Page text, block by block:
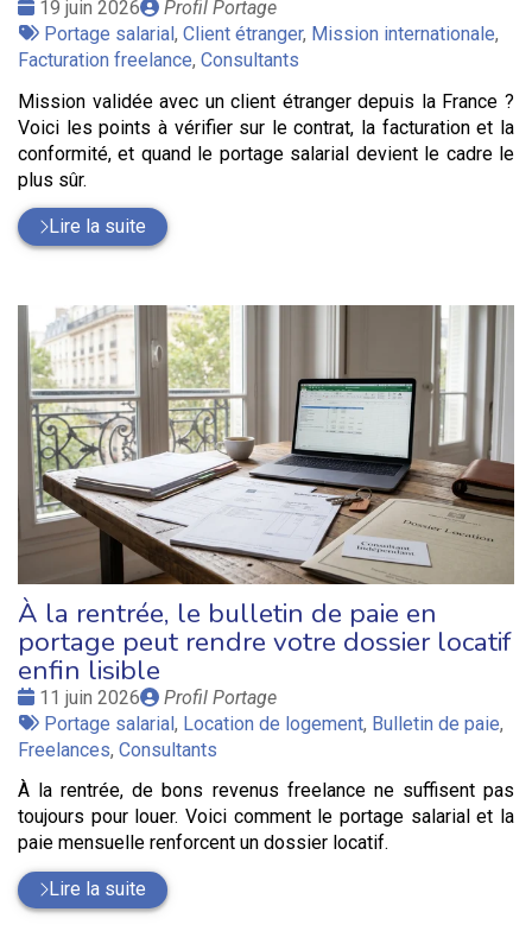
Date
:
19 juin 2026
Publié
par
Profil Portage
Tags
:
Portage salarial, Client étranger, Mission internationale,
Facturation freelance, Consultants
Mission validée avec un client étranger depuis la France ?
Voici les points à vérifier sur le contrat, la facturation et la
conformité, et quand le portage salarial devient le cadre le
plus sûr.
Lire la suite
À la rentrée, le bulletin de paie en
portage peut rendre votre dossier locatif
enfin lisible
Date
:
11 juin 2026
Publié
par
Profil Portage
Tags
:
Portage salarial, Location de logement, Bulletin de paie,
Freelances, Consultants
À la rentrée, de bons revenus freelance ne suffisent pas
toujours pour louer. Voici comment le portage salarial et la
paie mensuelle renforcent un dossier locatif.
Lire la suite